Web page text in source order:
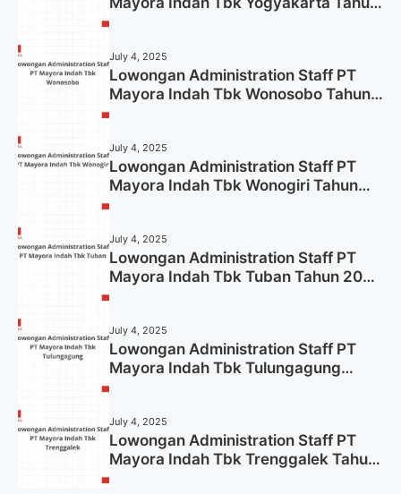
July 4, 2025
Lowongan Administration Staff PT
Mayora Indah Tbk Wonosobo Tahun
July 4, 2025
Lowongan Administration Staff PT
Mayora Indah Tbk Wonogiri Tahun
July 4, 2025
Lowongan Administration Staff PT
Mayora Indah Tbk Tuban Tahun 2025
July 4, 2025
Lowongan Administration Staff PT
Mayora Indah Tbk Tulungagung
July 4, 2025
Lowongan Administration Staff PT
Mayora Indah Tbk Trenggalek Tahun